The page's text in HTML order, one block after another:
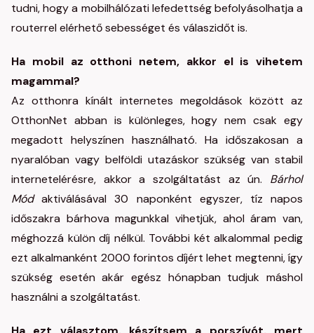
tudni, hogy a mobilhálózati lefedettség befolyásolhatja a
routerrel elérhető sebességet és válaszidőt is.
Ha mobil az otthoni netem, akkor el is vihetem
magammal?
Az otthonra kínált internetes megoldások között az
OtthonNet abban is különleges, hogy nem csak egy
megadott helyszínen használható. Ha időszakosan a
nyaralóban vagy belföldi utazáskor szükség van stabil
internetelérésre, akkor a szolgáltatást az ún. Bárhol
Módaktiválásával 30 naponként egyszer, tíz napos
időszakra bárhova magunkkal vihetjük, ahol áram van,
méghozzá külön díj nélkül. További két alkalommal pedig
ezt alkalmanként 2000 forintos díjért lehet megtenni, így
szükség esetén akár egész hónapban tudjuk máshol
használni a szolgáltatást.